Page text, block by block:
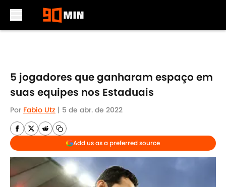
5 jogadores que ganharam espaço em
suas equipes nos Estaduais
Por Fabio Utz | 5 de abr. de 2022
Add us as a preferred source